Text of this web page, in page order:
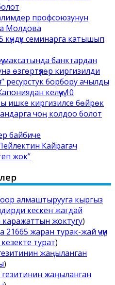
профсоюзунун
Молдова
күндүк семинарга катышып
максатында банктардан
өзгөртүүлөр киргизилди
ресурстук борбору ачылды
келүүчү 10
ишке киргизилсе бөйрөк
чоң колдоо болот
байбиче
Кайрагач
жок”
алмаштырууга кыргыз
кескен жагдай
каражаттын жоктугу)
жаран турак-жай үчүн
турат)
жаңыланган
)
гезитинин жаңыланган